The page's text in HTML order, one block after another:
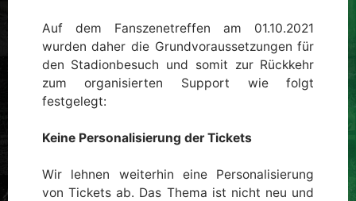
Auf dem Fanszenetreffen am 01.10.2021
wurden daher die Grundvoraussetzungen für
den Stadionbesuch und somit zur Rückkehr
zum organisierten Support wie folgt
festgelegt:
Keine Personalisierung der Tickets
Wir lehnen weiterhin eine Personalisierung
von Tickets ab. Das Thema ist nicht neu und